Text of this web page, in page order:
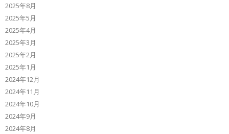
2025年8月
2025年5月
2025年4月
2025年3月
2025年2月
2025年1月
2024年12月
2024年11月
2024年10月
2024年9月
2024年8月